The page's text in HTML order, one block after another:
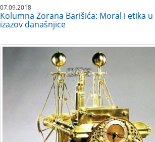
07.09.2018
Kolumna Zorana Barišića: Moral i etika
izazov današnjice